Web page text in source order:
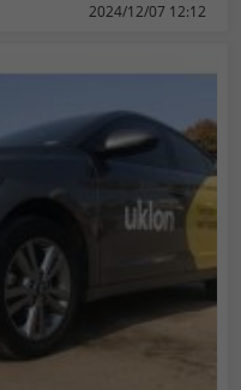
2024/12/07 12:12